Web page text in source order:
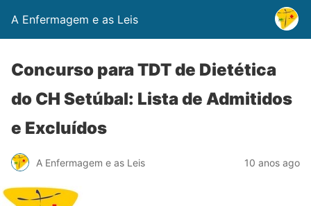
A Enfermagem e as Leis
Concurso para TDT de Dietética
do CH Setúbal: Lista de Admitidos
e Excluídos
A Enfermagem e as Leis 10 anos ago